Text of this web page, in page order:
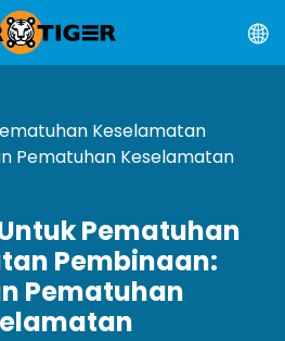
Keselamatan
Pematuhan Keselamatan
Untuk Pematuhan
Pembinaan:
Pematuhan